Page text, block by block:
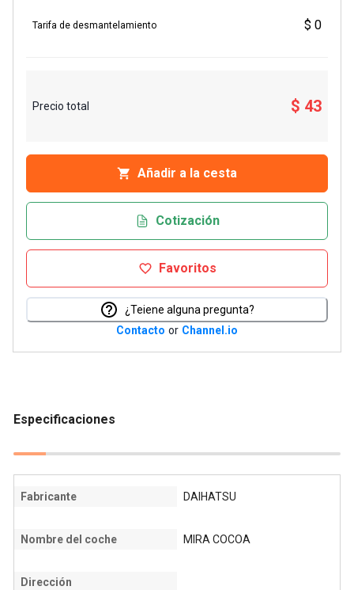
Tarifa de desmantelamiento $ 0
Precio total $ 43
Añadir a la cesta
Cotización
Favoritos
¿Teiene alguna pregunta?
Contacto or Channel.io
Especificaciones
Fabricante DAIHATSU
Nombre del coche MIRA COCOA
Dirección